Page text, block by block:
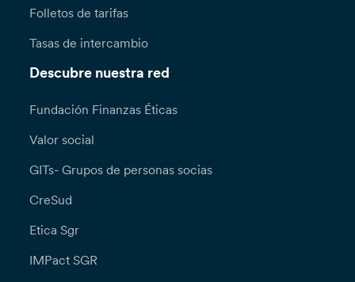
Folletos de tarifas
Tasas de intercambio
Descubre nuestra red
Fundación Finanzas Éticas
Valor social
GITs- Grupos de personas socias
CreSud
Etica Sgr
IMPact SGR